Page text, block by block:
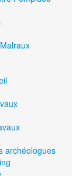
archéologues